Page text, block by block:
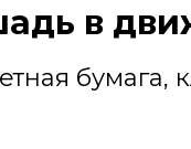
в
бумага,